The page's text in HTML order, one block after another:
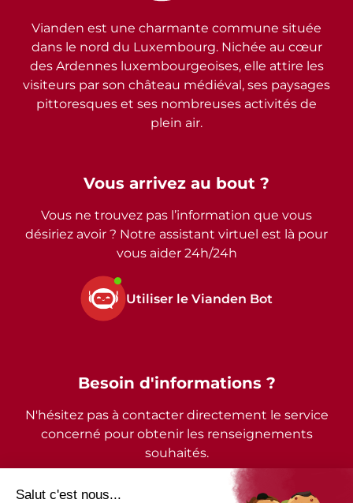
Vous arrivez au bout ?
Vous ne trouvez pas l’information que vous
désiriez avoir ? Notre assistant virtuel est là pour
vous aider 24h/24h
Utiliser le Vianden Bot
Vianden est une charmante commune située
dans le nord du Luxembourg. Nichée au cœur
des Ardennes luxembourgeoises, elle attire les
visiteurs par son château médiéval, ses paysages
pittoresques et ses nombreuses activités de
plein air.
Besoin d'informations ?
N'hésitez pas à contacter directement le service
concerné pour obtenir les renseignements
souhaités.